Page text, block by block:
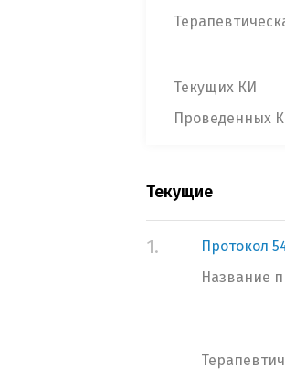
Текущих КИ
Проведенных
Текущие
1.
Протокол
Название